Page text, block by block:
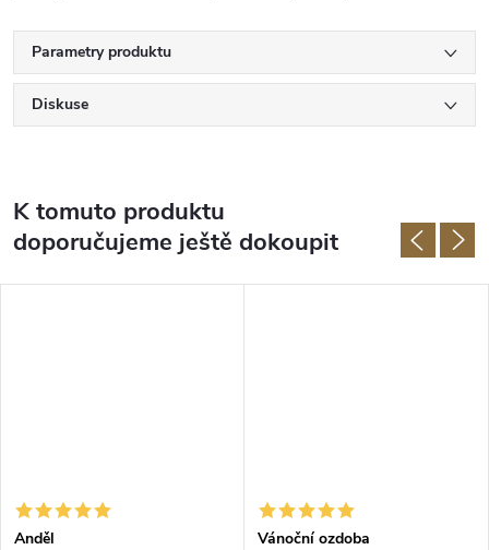
Parametry produktu
Diskuse
K tomuto produktu
doporučujeme ještě dokoupit
Anděl Vánoční ozdoba